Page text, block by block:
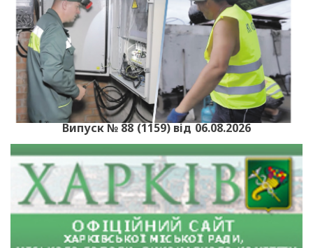
Випуск № 88 (1159) від 06.08.2026